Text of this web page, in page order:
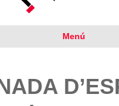
Menú